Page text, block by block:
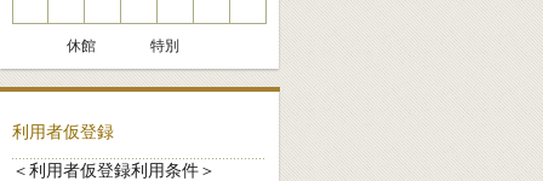
休館 特別
利用者仮登録
＜利用者仮登録利用条件＞